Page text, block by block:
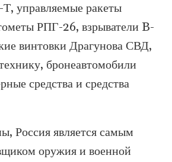
управляемые ракеты
РПГ-26, взрыватели B-
винтовки Драгунова СВД,
бронеавтомобили
средства и средства
Россия является самым
оружия и военной